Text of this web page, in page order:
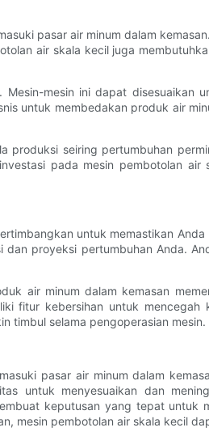
pasar air minum dalam
air skala kecil juga
mesin ini dapat disesuaikan
untuk membedakan produk air
seiring pertumbuhan
pada mesin pembotolan
untuk memastikan
proyeksi pertumbuhan Anda.
air minum dalam kemasan
fitur kebersihan untuk mencegah
timbul selama pengoperasian mesin.
pasar air minum dalam
untuk menyesuaikan dan
keputusan yang tepat untuk
mesin pembotolan air skala kecil